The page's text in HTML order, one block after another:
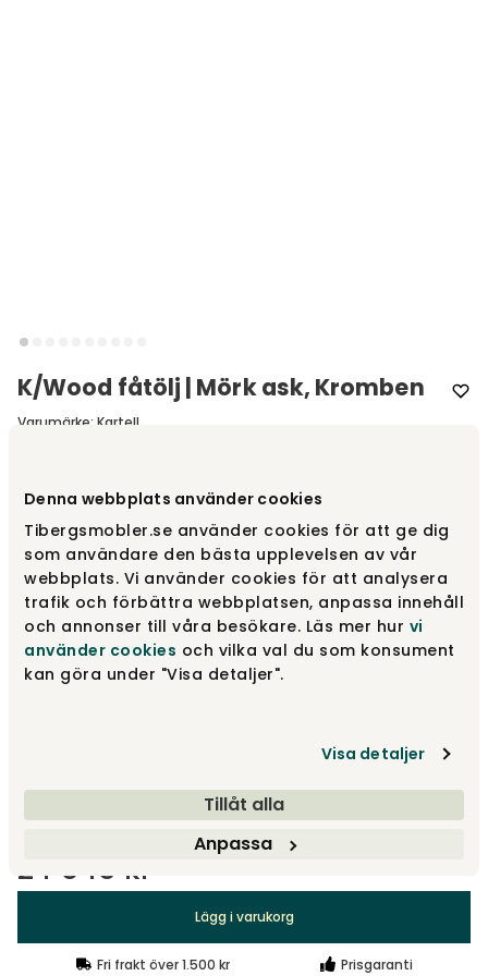
Denna webbplats använder cookies
Tibergsmobler.se använder cookies för att ge dig
som användare den bästa upplevelsen av vår
webbplats. Vi använder cookies för att analysera
trafik och förbättra webbplatsen, anpassa innehåll
och annonser till våra besökare. Läs mer hur vi
använder cookies och vilka val du som konsument
kan göra under "Visa detaljer".
Visa detaljer
Tillåt alla
Anpassa
K/Wood fåtölj | Mörk ask, Kromben
Varumärke: Kartell
Mörk ask | Kromben 24 045 kr
Mörk bokfaneer | Svarta ben 16 960 kr
Visa fler +6
24 045 kr
Lägg i varukorg
Fri frakt över 1.500 kr Prisgaranti